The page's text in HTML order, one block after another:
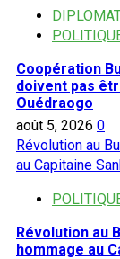
Coopération
doivent pas
Ouédraogo
août 5, 2026 0
Révolution au
au Capitaine
Révolution au
hommage au